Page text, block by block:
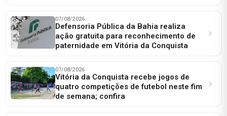
07/08/2026
Defensoria Pública da Bahia realiza
ação gratuita para reconhecimento de
paternidade em Vitória da Conquista
07/08/2026
Vitória da Conquista recebe jogos de
quatro competições de futebol neste fim
de semana; confira